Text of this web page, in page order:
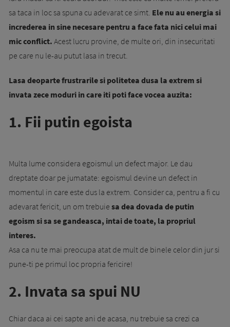
sa taca in loc sa spuna cu adevarat ce simt. Ele nu au energia si
increderea in sine necesare pentru a face fata nici celui mai
mic conflict. Acest lucru provine, de multe ori, din insecuritati
pe care nu le-au putut lasa in trecut.
Lasa deoparte frustrarile si politetea dusa la extrem si
invata zece moduri in care iti poti face vocea auzita:
1. Fii putin egoista
Multa lume considera egoismul un defect major. Le dau
dreptate doar pe jumatate: egoismul devine un defect in
momentul in care este dus la extrem. Consider ca, pentru a fi cu
adevarat fericit, un om trebuie sa dea dovada de putin
egoism si sa se gandeasca, intai de toate, la propriul
interes.
Asa ca nu te mai preocupa atat de mult de binele celor din jur si
pune-ti pe primul loc propria fericire!
2. Invata sa spui NU
Chiar daca ai cei sapte ani de acasa, nu trebuie sa crezi ca